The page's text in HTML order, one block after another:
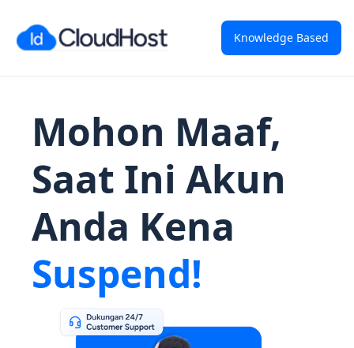
Knowledge Based
Mohon Maaf,
Saat Ini Akun
Anda Kena
Suspend!